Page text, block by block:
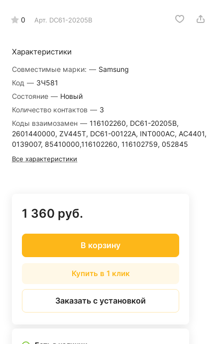
0 Арт. DC61-20205B
Характеристики
Совместимые марки: — Samsung
Код — ЗЧ581
Состояние — Новый
Количество контактов — 3
Коды взаимозамен — 116102260, DC61-20205B,
2601440000, ZV445T, DC61-00122A, INT000AC, AC4401,
0139007, 85410000,116102260, 116102759, 052845
Все характеристики
1 360 руб.
В корзину
Купить в 1 клик
Заказать с установкой